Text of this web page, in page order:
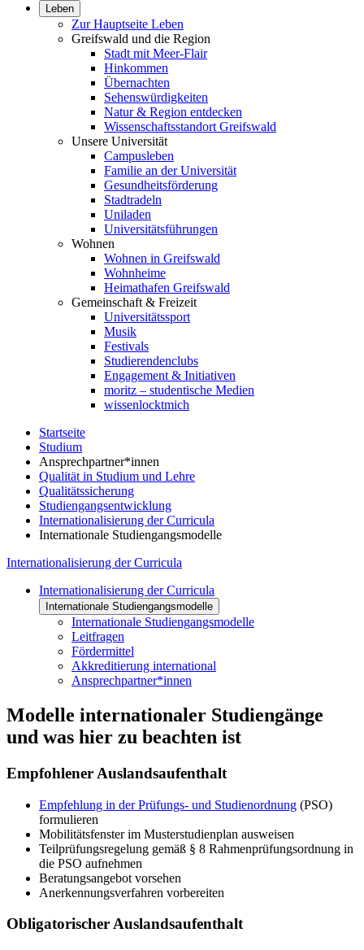
Leben
Zur Hauptseite Leben
Greifswald und die Region
Stadt mit Meer-Flair
Hinkommen
Übernachten
Sehenswürdigkeiten
Natur & Region entdecken
Wissenschaftsstandort Greifswald
Unsere Universität
Campusleben
Familie an der Universität
Gesundheitsförderung
Stadtradeln
Uniladen
Universitätsführungen
Wohnen
Wohnen in Greifswald
Wohnheime
Heimathafen Greifswald
Gemeinschaft & Freizeit
Universitätssport
Musik
Festivals
Studierendenclubs
Engagement & Initiativen
moritz – studentische Medien
wissenlocktmich
Startseite
Studium
Ansprechpartner*innen
Qualität in Studium und Lehre
Qualitätssicherung
Studiengangsentwicklung
Internationalisierung der Curricula
Internationale Studiengangsmodelle
Internationalisierung der Curricula
Internationalisierung der Curricula
Internationale Studiengangsmodelle
Internationale Studiengangsmodelle
Leitfragen
Fördermittel
Akkreditierung international
Ansprechpartner*innen
Modelle internationaler Studiengänge
und was hier zu beachten ist
Empfohlener Auslandsaufenthalt
Empfehlung in der Prüfungs- und Studienordnung (PSO)
formulieren
Mobilitätsfenster im Musterstudienplan ausweisen
Teilprüfungsregelung gemäß § 8 Rahmenprüfungsordnung in
die PSO aufnehmen
Beratungsangebot vorsehen
Anerkennungsverfahren vorbereiten
Obligatorischer Auslandsaufenthalt